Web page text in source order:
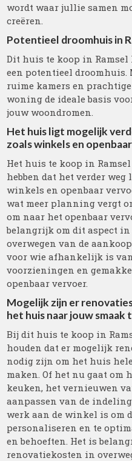
wordt waar jullie samen
creëren.
Potentieel droomhuis in
Dit huis te koop in
een potentieel
ruime kamers en
woning de ideale basis
jouw woondromen.
Het huis ligt mogelijk
zoals winkels en
Het huis te koop in
hebben dat het verder
winkels en openbaar
wat meer planning vergt
om naar het openbaar
belangrijk om dit aspect
overwegen van de
voor wie afhankelijk is
voorzieningen en
openbaar vervoer.
Mogelijk zijn er
het huis naar jouw smaak
Bij dit huis te koop in
houden dat er mogelijk
nodig zijn om het huis
maken. Of het nu gaat om
keuken, het vernieuwen
aanpassen van de
werk aan de winkel is om
personaliseren en te
en behoeften. Het is
renovatiekosten in